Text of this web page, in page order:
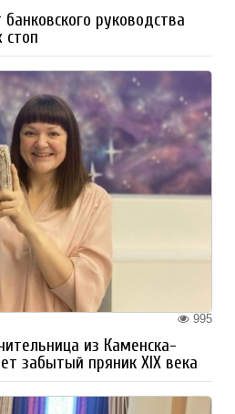
руководства
стоп
995
из Каменска-
забытый пряник XIX века